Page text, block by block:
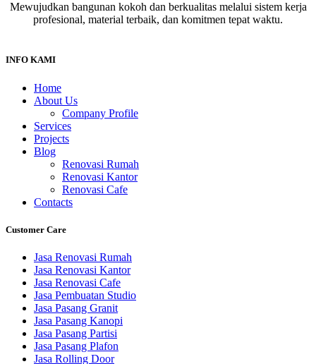
Mewujudkan bangunan kokoh dan berkualitas melalui sistem kerja
profesional, material terbaik, dan komitmen tepat waktu.
INFO KAMI
Home
About Us
Company Profile
Services
Projects
Blog
Renovasi Rumah
Renovasi Kantor
Renovasi Cafe
Contacts
Customer Care
Jasa Renovasi Rumah
Jasa Renovasi Kantor
Jasa Renovasi Cafe
Jasa Pembuatan Studio
Jasa Pasang Granit
Jasa Pasang Kanopi
Jasa Pasang Partisi
Jasa Pasang Plafon
Jasa Rolling Door